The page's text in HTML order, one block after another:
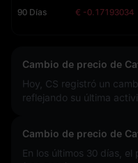
90 Días € -0.17193034
Cambio de precio de
Hoy, CS registró un
reflejando su última
Cambio de precio de
En los últimos 30 días, el